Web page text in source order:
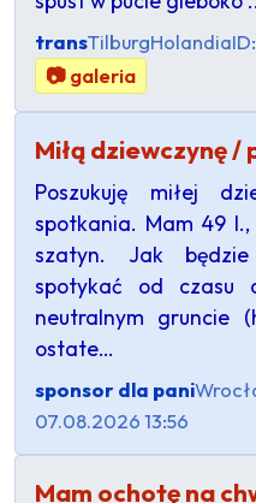
transTilburgHolandia
📷 galeria
Miłą dziewczynę
Poszukuję miłej
spotkania. Mam 49
szatyn. Jak
spotykać od czasu
neutralnym gruncie
ostate…
sponsor dla pani
07.08.2026 13:56
Mam ochotę na